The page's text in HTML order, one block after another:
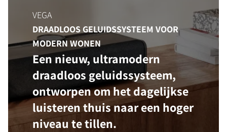
VEGA
DRAADLOOS GELUIDSSYSTEEM VOOR
MODERN WONEN
Een nieuw, ultramodern
draadloos geluidssysteem,
ontworpen om het dagelijkse
luisteren thuis naar een hoger
niveau te tillen.